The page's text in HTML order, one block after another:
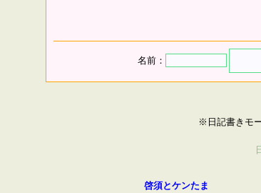
名前：
※日記書きモ
啓須とケンたま